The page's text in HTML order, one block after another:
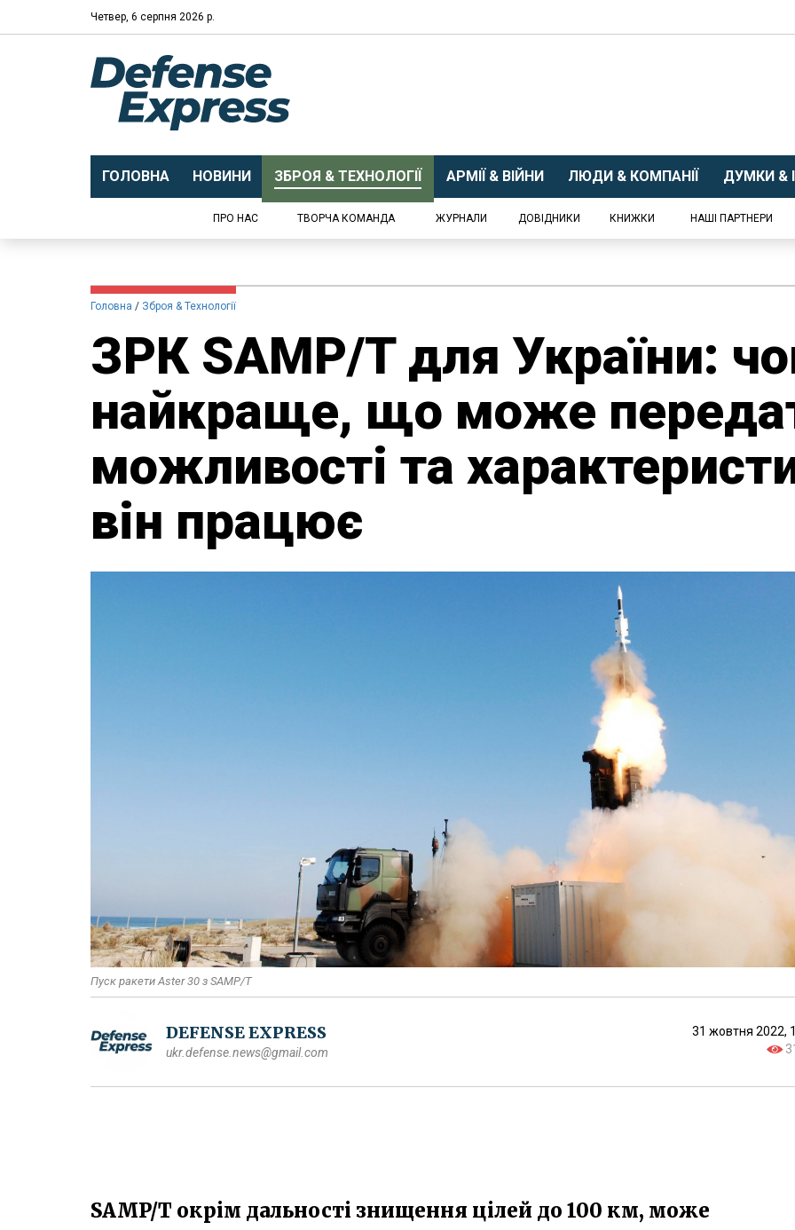
Четвер, 6 серпня 2026 р.
ГОЛОВНА НОВИНИ ЗБРОЯ & ТЕХНОЛОГІЇ АРМІЇ & ВІЙНИ ЛЮДИ & КОМПАНІЇ ДУМКИ &
ПРО НАС ТВОРЧА КОМАНДА ЖУРНАЛИ ДОВІДНИКИ КНИЖКИ НАШІ ПАРТНЕРИ
Головна Зброя & Технології
ЗРК SAMP/T для України:
найкраще, що може
можливості та
він працює
Пуск ракети Aster 30 з SAMP/T
DEFENSE EXPRESS
ukr.defense.news@gmail.com
31 жовтня 2022,
SAMP/T окрім дальності знищення цілей до 100 км, може